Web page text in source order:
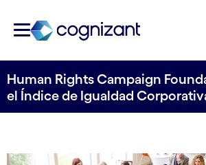
Human Rights Campaign
el Índice de Igualdad